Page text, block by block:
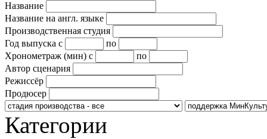
Название
Название на англ. языке
Производственная студия
Год выпуска с
по
Хронометраж (мин) с
по
Автор сценария
Режиссёр
Продюсер
Категории